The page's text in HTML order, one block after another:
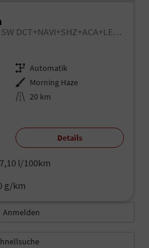
1.6 T-GDI 110 kW Vision SW DCT+NAVI+SHZ+ACA+LED+KAMERA
Getriebe Automatik
Außenfarbe Morning Haze
Kilometerstand 20 km
Details
7,10 l/100km
g/km
Anmelden